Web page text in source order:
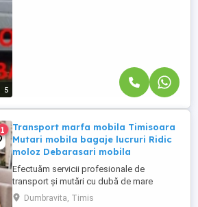
5
1
Transport marfa mobila Timisoara
Mutari mobila bagaje lucruri Ridic
moloz Debarasari mobila
Efectuăm servicii profesionale de
transport și mutări cu dubă de mare
capacitate. Suntem rapizi, punctuali și
Dumbravita, Timis